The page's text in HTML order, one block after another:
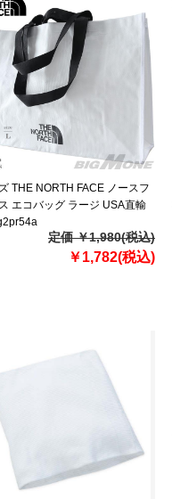
THE NORTH FACE ノースフ
エコバッグ ラージ USA直輸
定価 ￥1,980(税込)
￥1,782(税込)